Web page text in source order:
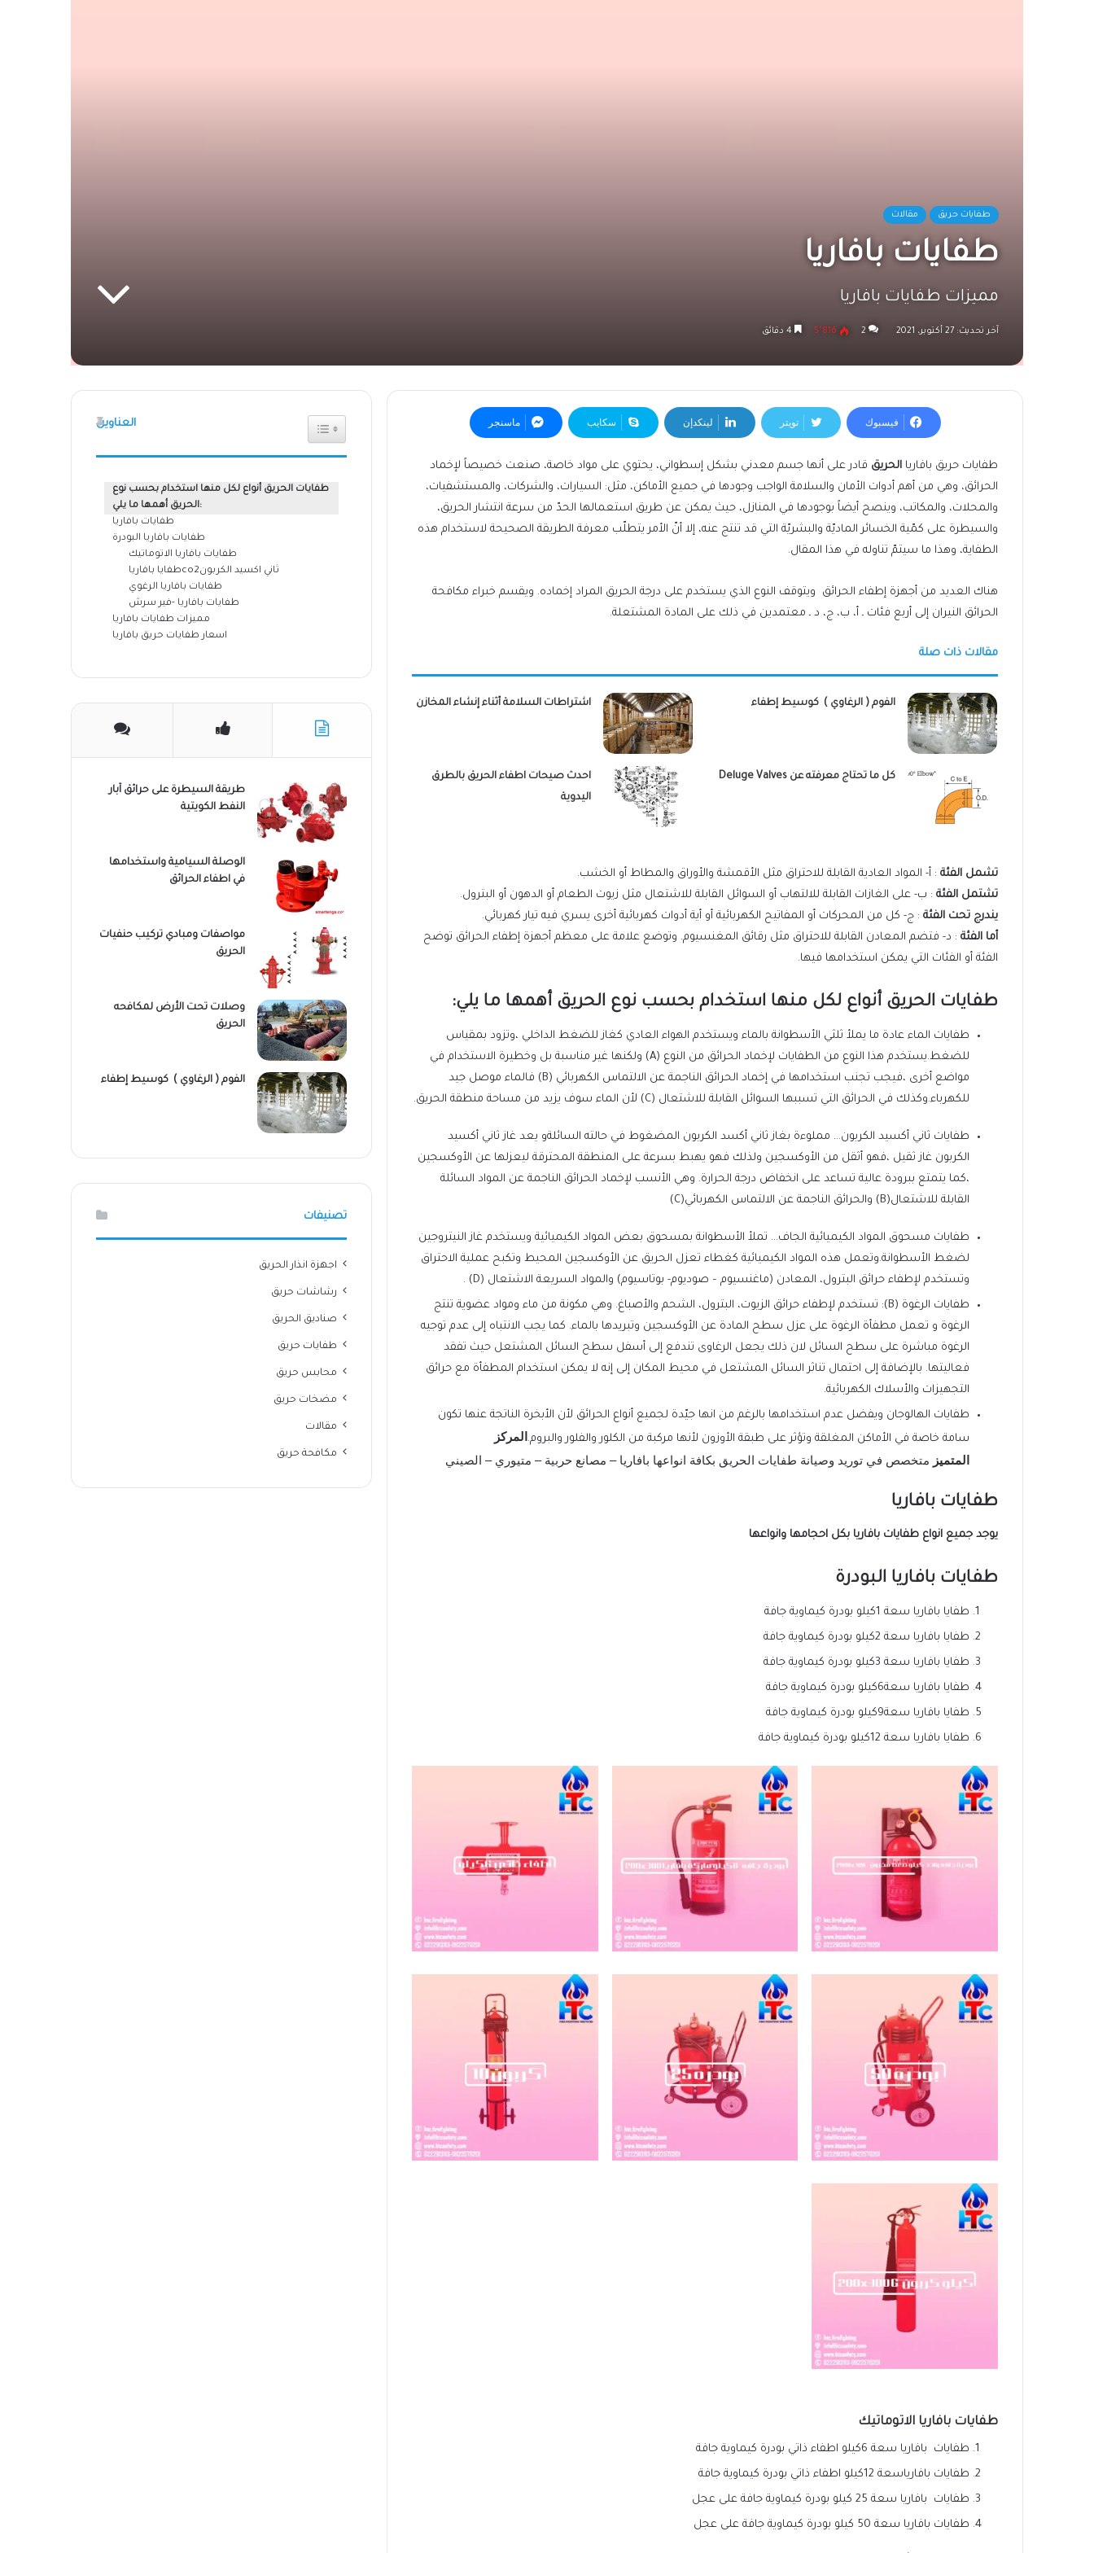
طفايات حريق مقالات
طفايات بافاريا
مميزات طفايات بافاريا
آخر تحديث: 27 أكتوبر، 2021 2 5٬816
فيسبوك تويتر لينكدإن سكايب ماسنجر
طفايات حريق بافاريا الحريق قادر على أنها جسم معدني بشكل إسطواني، يحتوي على مواد خاصة، صنعت خصيصاً لإخماد
الحرائق، وهي من أهم أدوات الأمان والسلامة الواجب وجودها في جميع الأماكن، مثل: السيارات، والشركات، والمستشفيات،
والمحلات، والمكاتب، وينصح أيضاً بوجودها في المنازل، حيث يمكن عن طريق استعمالها الحدّ من سرعة انتشار الحريق،
والسيطرة على كمّية الخسائر الماديّة والبشريّة التي قد تنتج عنه، إلا أنّ الأمر يتطلّب معرفة الطريقة الصحيحة لاستخدام هذه
الطفاية، وهذا ما سيتمّ تناوله في هذا المقال.
هناك العديد من أجهزة إطفاء الحرائق ويتوقف النوع الذي يستخدم على درجة الحريق المراد إخماده. ويقسم خبراء مكافحة
الحرائق النيران إلى أربع فئات ـ أ، ب، ج، د ـ معتمدين في ذلك على المادة المشتعلة.
مقالات ذات صلة
الفوم ( الرغاوي ) كوسيط إطفاء اشتراطات السلامة أثناء إنشاء المخازن
كل ما تحتاج معرفته عن Deluge Valves
احدث صيحات اطفاء الحريق بالطرق
اليدوية
تشمل الفئة : أ- المواد العادية القابلة للاحتراق مثل الأقمشة والأوراق والمطاط أو الخشب.
تشتمل الفئة : ب- على الغازات القابلة للالتهاب أو السوائل القابلة للاشتعال مثل زيوت الطعام أو الدهون أو البترول.
يندرج تحت الفئة : ج- كل من المحركات أو المفاتيح الكهربائية أو أية أدوات كهربائية أخرى يسري فيه تيار كهربائي.
أما الفئة : د- فتضم المعادن القابلة للاحتراق مثل رقائق المغنسيوم. وتوضع علامة على معظم أجهزة إطفاء الحرائق توضح
الفئة أو الفئات التي يمكن استخدامها فيها.
طفايات الحريق أنواع لكل منها استخدام بحسب نوع الحريق أهمها ما يلي:
طفايات الماء عادة ما يملأ ثلثي الأسطوانة بالماء ويستخدم الهواء العادي كغاز للضغط الداخلي ،وتزود بمقياس
للضغط.يستخدم هذا النوع من الطفايات لإخماد الحرائق من النوع (A) ولكنها غير مناسبة بل وخطيرة الاستخدام في
مواضع أخرى ،فيجب تجنب استخدامها في إخماد الحرائق الناجمة عن الالتماس الكهربائي (B) فالماء موصل جيد
للكهرباء.وكذلك في الحرائق التي تسببها السوائل القابلة للاشتعال (C) لأن الماء سوف يزيد من مساحة منطقة الحريق.
طفايات ثاني أكسيد الكربون… مملوءة بغاز ثاني أكسد الكربون المضغوط في حالته السائلةو يعد غاز ثاني أكسيد
الكربون غاز ثقيل ،فهو أثقل من الأوكسجين ولذلك فهو يهبط بسرعة على المنطقة المحترقة ليعزلها عن الأوكسجين
،كما يتمتع ببرودة عالية تساعد على انخفاض درجة الحرارة. وهي الأنسب لإخماد الحرائق الناجمة عن المواد السائلة
القابلة للاشتعال(B) والحرائق الناجمة عن الالتماس الكهربائي(C)
طفايات مسحوق المواد الكيميائية الجاف… تملأ الأسطوانة بمسحوق بعض المواد الكيميائية ويستخدم غاز النيتروجين
لضغط الأسطوانة.وتعمل هذه المواد الكيميائية كغطاء تعزل الحريق عن الأوكسجين المحيط وتكبح عملية الاحتراق
وتستخدم لإطفاء حرائق البترول، المعادن (ماغنسيوم – صوديوم- بوتاسيوم) والمواد السريعة الاشتعال (D) .
طفايات الرغوة (B): تستخدم لإطفاء حرائق الزيوت، البترول، الشحم والأصباغ. وهي مكونة من ماء ومواد عضوية تنتج
الرغوة و تعمل مطفأة الرغوة على عزل سطح المادة عن الأوكسجين وتبريدها بالماء. كما يجب الانتباه إلى عدم توجيه
الرغوة مباشرة على سطح السائل لان ذلك يجعل الرغاوى تندفع إلى أسفل سطح السائل المشتعل حيث تفقد
فعاليتها. بالإضافة إلى احتمال تناثر السائل المشتعل في محيط المكان إلى إنه لا يمكن استخدام المطفأة مع حرائق
التجهيزات والأسلاك الكهربائية.
طفايات الهالوجان ويفضل عدم استخدامها بالرغم من انها جيّدة لجميع أنواع الحرائق لأن الأبخرة الناتجة عنها تكون
سامة خاصة في الأماكن المغلقة وتؤثر على طبقة الأوزون لأنها مركبة من الكلور والفلور والبروم. المركز
المتميز متخصص في توريد وصيانة طفايات الحريق بكافة انواعها بافاريا – مصانع حربية – متيوري – الصيني
طفايات بافاريا
يوجد جميع انواع طفايات بافاريا بكل احجامها وانواعها
طفايات بافاريا البودرة
طفايا بافاريا سعة 1كيلو بودرة كيماوية جافة
طفايا بافاريا سعة 2كيلو بودرة كيماوية جافة
طفايا بافاريا سعة 3كيلو بودرة كيماوية جافة
طفايا بافاريا سعة6كيلو بودرة كيماوية جافة
طفايا بافاريا سعة9كيلو بودرة كيماوية جافة
طفايا بافاريا سعة 12كيلو بودرة كيماوية جافة
طفايات بافاريا الاتوماتيك
طفايات بافاريا سعة 6كيلو اطفاء ذاتي بودرة كيماوية جافة
طفايات بافارياسعة 12كيلو اطفاء ذاتي بودرة كيماوية جافة
طفايات بافاريا سعة 25 كيلو بودرة كيماوية جافة على عجل
طفايات بافاريا سعة 50 كيلو بودرة كيماوية جافة على عجل
العناوين
طفايات الحريق أنواع لكل منها استخدام بحسب نوع
الحريق أهمها ما يلي:
طفايات بافاريا
طفايات بافاريا البودرة
طفايات بافاريا الاتوماتيك
طفايا بافارياco2ثاني اكسيد الكربون
طفايات بافاريا الرغوي
طفايات بافاريا -فير سرش
مميزات طفايات بافاريا
اسعار طفايات حريق بافاريا
طريقة السيطرة على حرائق آبار
النفط الكويتية
الوصلة السيامية واستخدامها
في اطفاء الحرائق
مواصفات ومبادي تركيب حنفيات
الحريق
وصلات تحت الأرض لمكافحه
الحريق
الفوم ( الرغاوي ) كوسيط إطفاء
تصنيفات
اجهزة انذار الحريق
رشاشات حريق
صناديق الحريق
طفايات حريق
محابس حريق
مضخات حريق
مقالات
مكافحة حريق